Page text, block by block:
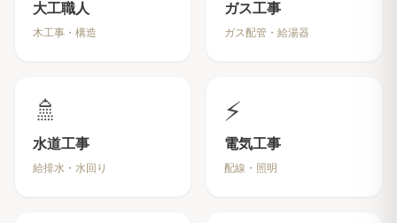
大工職人
木工事・構造
ガス工事
ガス配管・給湯器
🚿
水道工事
給排水・水回り
⚡
電気工事
配線・照明